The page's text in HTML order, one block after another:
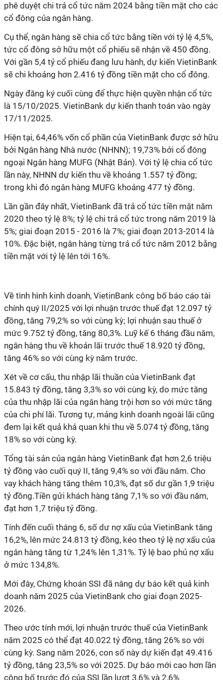
phê duyệt chi trả cổ tức năm 2024 bằng tiền mặt cho các
cổ đông của ngân hàng.
Cụ thể, ngân hàng sẽ chia cổ tức bằng tiền với tỷ lệ 4,5%,
tức cổ đông sở hữu một cổ phiếu sẽ nhận về 450 đồng.
Với gần 5,4 tỷ cổ phiếu đang lưu hành, dự kiến VietinBank
sẽ chi khoảng hơn 2.416 tỷ đồng tiền mặt cho cổ đông.
Ngày đăng ký cuối cùng để thực hiện quyền nhận cổ tức
là 15/10/2025. VietinBank dự kiến thanh toán vào ngày
17/11/2025.
Hiện tại, 64,46% vốn cổ phần của VietinBank được sở hữu
bởi Ngân hàng Nhà nước (NHNN); 19,73% bởi cổ đông
ngoại Ngân hàng MUFG (Nhật Bản). Với tỷ lệ chia cổ tức
lần này, NHNN dự kiến thu về khoảng 1.557 tỷ đồng;
trong khi đó ngân hàng MUFG khoảng 477 tỷ đồng.
Lần gần đây nhất, VietinBank đã trả cổ tức tiền mặt năm
2020 theo tỷ lệ 8%; tỷ lệ chi trả cổ tức trong năm 2019 là
5%; giai đoạn 2015 - 2016 là 7%; giai đoạn 2013-2014 là
10%. Đặc biệt, ngân hàng từng trả cổ tức năm 2012 bằng
tiền mặt với tỷ lệ lên tới 16%.
Về tình hình kinh doanh, VietinBank công bố báo cáo tài
chính quý II/2025 với lợi nhuận trước thuế đạt 12.097 tỷ
đồng, tăng 79,2% so với cùng kỳ; lợi nhuận sau thuế ở
mức 9.752 tỷ đồng, tăng 80,3%. Luỹ kế 6 tháng đầu năm,
ngân hàng thu về khoản lãi trước thuế 18.920 tỷ đồng,
tăng 46% so với cùng kỳ năm trước.
Xét về cơ cấu, thu nhập lãi thuần của VietinBank đạt
15.843 tỷ đồng, tăng 3,3% so với cùng kỳ, do mức tăng
của thu nhập lãi của ngân hàng trội hơn so với mức tăng
của chi phí lãi. Tương tự, mảng kinh doanh ngoài lãi cũng
đem lại kết quả khả quan khi thu về 5.074 tỷ đồng, tăng
18% so với cùng kỳ.
Tổng tài sản của ngân hàng VietinBank đạt hơn 2,6 triệu
tỷ đồng vào cuối quý II, tăng 9,4% so với đầu năm. Cho
vay khách hàng tăng thêm 10,3%, đạt số dư gần 1,9 triệu
tỷ đồng.Tiền gửi khách hàng tăng 7,1% so với đầu năm,
đạt hơn 1,7 triệu tỷ đồng.
Tính đến cuối tháng 6, số dư nợ xấu của VietinBank tăng
16,2%, lên mức 24.813 tỷ đồng, kéo theo tỷ lệ nợ xấu của
ngân hàng tăng từ 1,24% lên 1,31%. Tỷ lệ bao phủ nợ xấu
ở mức 134,8%.
Mới đây, Chứng khoán SSI đã nâng dự báo kết quả kinh
doanh năm 2025 của VietinBank cho giai đoạn 2025-
2026.
Theo ước tính mới, lợi nhuận trước thuế của VietinBank
năm 2025 có thể đạt 40.022 tỷ đồng, tăng 26% so với
cùng kỳ. Sang năm 2026, con số này dự kiến đạt 49.416
tỷ đồng, tăng 23,5% so với 2025. Dự báo mới cao hơn lần
công bố trước đó của SSI lần lượt 3,6% và 2,6%